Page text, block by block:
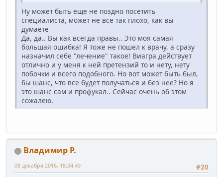
Ну может быть еще не поздно посетить
специалиста, может не все так плохо, как вы
думаете
Да, да.. Вы как всегда правы.. Это моя самая
большая ошибка! Я тоже не пошел к врачу, а сразу
назначил себе "лечение" такое! Виагра действует
отлично и у меня к ней претензий то и нету, нету
побочки и всего подобного. Но вот может быть был,
бы шанс, что все будет получаться и без нее? Но я
это шанс сам и профукал.. Сейчас очень об этом
сожалею.
Владимир Р.
#20
08 декабря 2016, 18:34:49